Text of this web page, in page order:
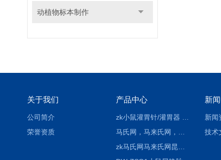
动植物标本制作
关于我们
公司简介
荣誉资质
产品中心 新
新闻
技术